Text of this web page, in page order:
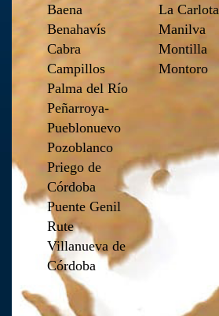
Baena
Benahavís
Cabra
Campillos
La Carlota
Manilva
Montilla
Montoro
Palma del Río
Peñarroya-
Pueblonuevo
Pozoblanco
Priego de
Córdoba
Puente Genil
Rute
Villanueva de
Córdoba